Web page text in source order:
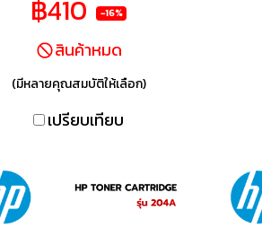
เฉพาะ เพื่อให้การพิมพ์มี
คุณภาพสูง คมชัด และ
ำเสมอ หัวพิมพ์เหล่านี้ช่วยให้
หมึกถูกพ่นลงบนกระดาษได้
ที่มีสีสันสดใส ไม่ว่าจะเป็น
฿410 -16%
สินค้าหมด
(มีหลายคุณสมบัติให้เลือก)
เปรียบเทียบ